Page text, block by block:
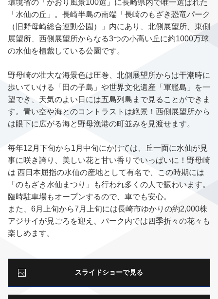
環境省の「かおり風景100選」に長崎県内で唯一選ばれた
「水仙の丘」。長崎半島の南端「長崎のもざき恐竜パーク
（旧野母崎総合運動公園）」内にあり、北側展望所、東側
展望所、西側展望所からなる3つの小高い丘に約1000万球
の水仙を植裁している公園です。
野母崎の壮大な海景色は圧巻、北側展望所からは干潮時に
歩いていける「田の子島」や世界文化遺産「軍艦島」を一
望でき、天気のよい日には五島列島まで見ることができま
す。青い空や海とのコントラストは絶景！西側展望所から
は眼下に広がる海と野母漁港の町並みを見渡せます。
毎年12月下旬から1月中旬にかけては、丘一面に水仙が見
事に咲き誇り、美しい花と甘い香りでいっぱいに！野母崎
は 西日本屈指の水仙の産地として有名で、この時期には
「のもざき水仙まつり」も行われ多くの人で賑わいます。
臨時駐車場もオープンするので、車でも安心。
また、6月上旬から7月上旬には長崎市ゆかりの約2,000株
アジサイが見ごろを迎え、パーク内では四季折々の花々も
楽しめます。
スライドショーで見る